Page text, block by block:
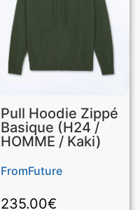
Pull Hoodie Zippé
Basique (H24 /
HOMME / Kaki)
FromFuture
235.00€